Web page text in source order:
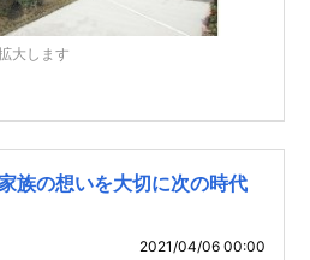
大します
族の想いを大切に次の時代
2021/04/06 00:00